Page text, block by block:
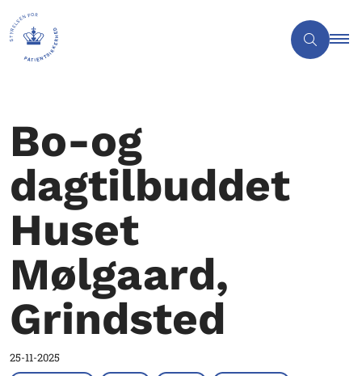
Bo-og
dagtilbuddet
Huset
Mølgaard,
Grindsted
25-11-2025